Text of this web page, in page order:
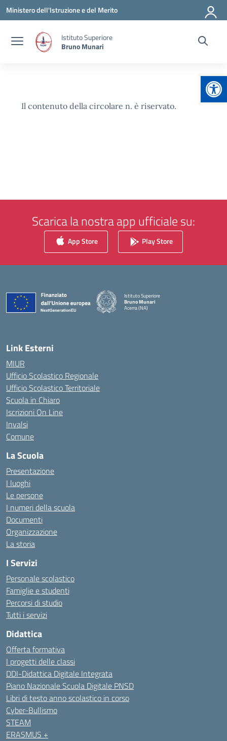
Vai ai contenuti
Vai al menu di navigazione
Vai al footer
Ministero dell'Istruzione e del Merito
Istituto Superiore
Bruno Munari
Il contenuto della circolare n. è riservato.
Scarica la nostra app ufficiale su:
App Store Play Store
Istituto Superiore
Bruno Munari
Acerra (NA)
Link Esterni
MIUR
Ufficio Scolastico Regionale
Ufficio Scolastico Territoriale
Scuola in Chiaro
Iscrizioni On Line
Invalsi
Comune
La Scuola
Presentazione
I luoghi
Le persone
I numeri della scuola
Documenti
Organizzazione
La storia
I Servizi
Personale scolastico
Famiglie e studenti
Percorsi di studio
Tutti i servizi
Didattica
Offerta formativa
I progetti delle classi
DDI-Didattica Digitale Integrata
Piano Nazionale Scuola Digitale PNSD
Libri di testo anno scolastico in corso
Cyber-Bullismo
STEAM
ERASMUS +